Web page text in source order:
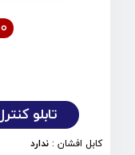
تابلو کنترل 140 تا 150 کاوا با لوازم
کابل افشان : ندارد